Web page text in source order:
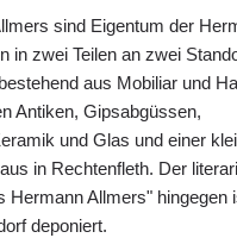
sind Eigentum der
in zwei Teilen an zwei
aus Mobiliar und
Antiken, Gipsabgüssen,
und Glas und einer
in Rechtenfleth. Der
Allmers" hingegen
deponiert.